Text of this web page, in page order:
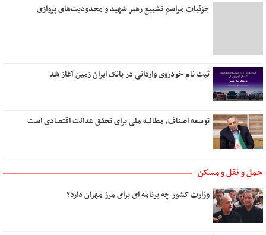
من و تو، درخت و بارون
زیبا
دل روشنی دارم ای عشق
جزئیات مراسم تشییع رهبر شهید و محدودیت‌های پروازی
ثبت نام خودروی وارداتی در بانک ایران زمین آغاز شد
توسعه اصناف، مطالبه ملی برای تحقق عدالت اقتصادی است
حمل و نقل و مسکن
وزارت کشور چه برنامه ای برای مرز مهران دارد؟